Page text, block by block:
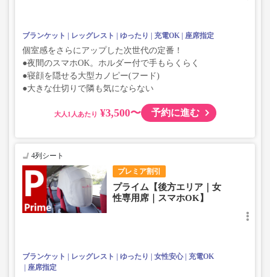
ブランケット レッグレスト ゆったり 充電OK 座席指定
個室感をさらにアップした次世代の定番！
●夜間のスマホOK。ホルダー付で手もらくらく
●寝顔を隠せる大型カノピー(フード)
●大きな仕切りで隣も気にならない
大人 ¥3,500〜 予約に進む
プレミア割引
4列シート
プライム【後方エリア｜女
性専用席｜スマホOK】
ブランケット レッグレスト ゆったり 女性安心
充電OK
座席指定